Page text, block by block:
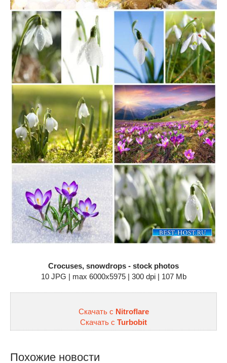
Crocuses, snowdrops - stock photos
10 JPG | max 6000x5975 | 300 dpi | 107 Mb
Скачать с Nitroflare
Скачать с Turbobit
Похожие новости